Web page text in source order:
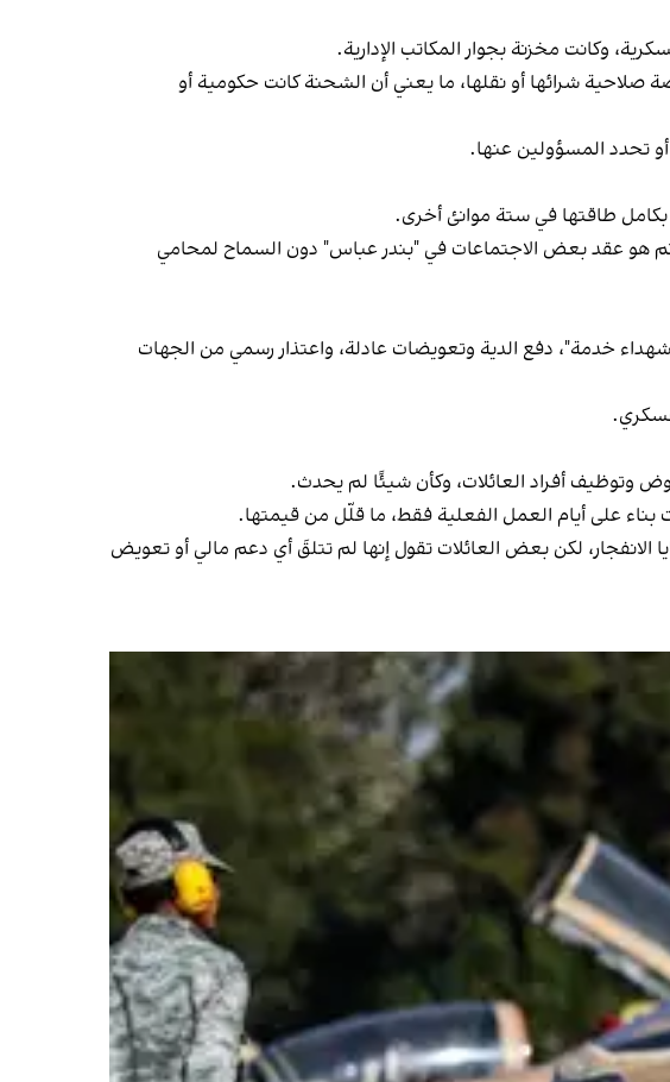
وكانت مخزنة بجوار المكاتب الإدارية.
شرائها أو نقلها، ما يعني أن الشحنة كانت حكومية أو
تحدد المسؤولين عنها.
بكامل طاقتها في ستة موانئ أخرى.
تم هو عقد بعض الاجتماعات في "بندر عباس" دون السماح لمحامي
خدمة"، دفع الدية وتعويضات عادلة، واعتذار رسمي من الجهات
وتوظيف أفراد العائلات، وكأن شيئًا لم يحدث.
على أيام العمل الفعلية فقط، ما قلّل من قيمتها.
الإيرانية قد أعلنت، الأسبوع الماضي، عن دفع 94.4 مليار تومان كدية لـ 58 من ضحايا الانفجار، لكن بعض العائلات تقول إنها لم تتلقَ أي دعم مالي أو تعويض